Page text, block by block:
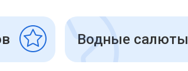
Водные салюты